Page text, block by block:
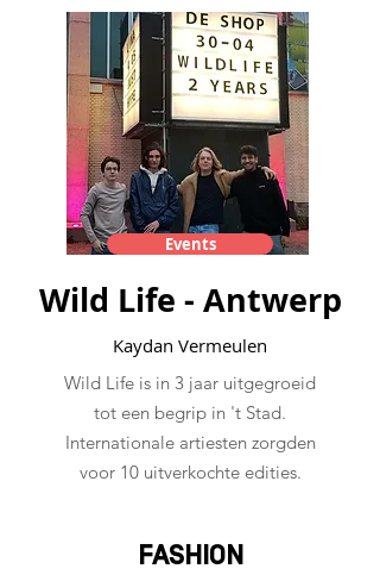
Events
Wild Life - Antwerp
Kaydan Vermeulen
Wild Life is in 3 jaar uitgegroeid
tot een begrip in 't Stad.
Internationale artiesten zorgden
voor 10 uitverkochte edities.
FASHION